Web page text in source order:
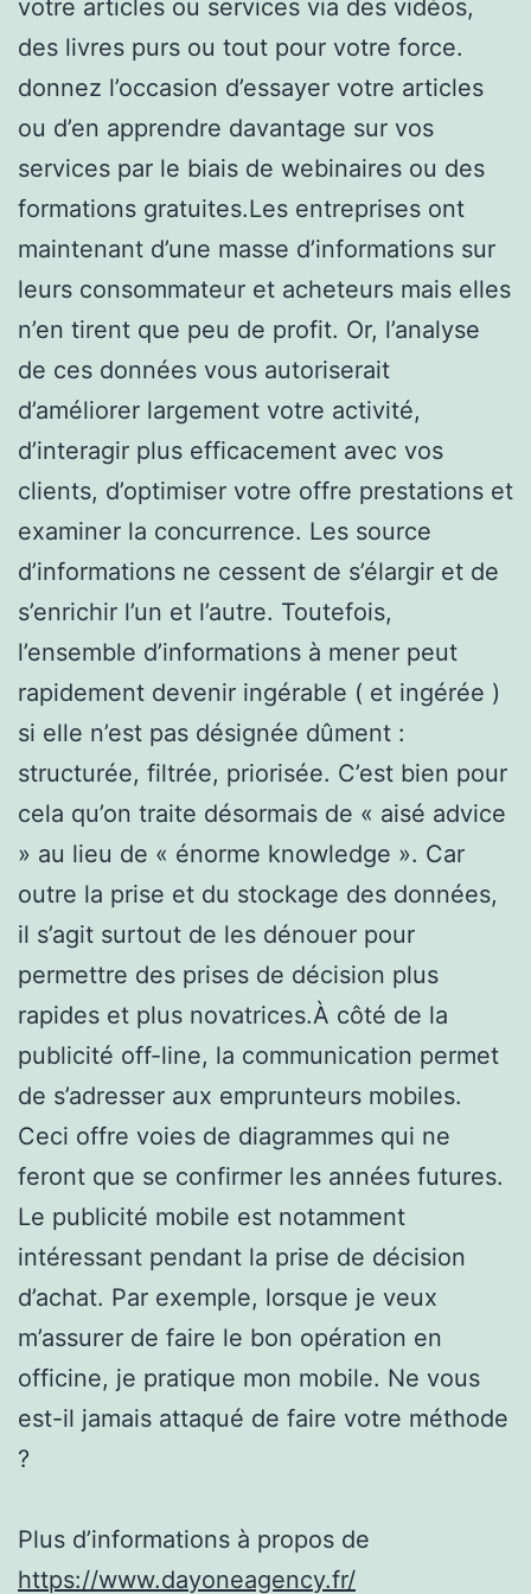
votre articles ou services via des vidéos,
des livres purs ou tout pour votre force.
donnez l’occasion d’essayer votre articles
ou d’en apprendre davantage sur vos
services par le biais de webinaires ou des
formations gratuites.Les entreprises ont
maintenant d’une masse d’informations sur
leurs consommateur et acheteurs mais elles
n’en tirent que peu de profit. Or, l’analyse
de ces données vous autoriserait
d’améliorer largement votre activité,
d’interagir plus efficacement avec vos
clients, d’optimiser votre offre prestations et
examiner la concurrence. Les source
d’informations ne cessent de s’élargir et de
s’enrichir l’un et l’autre. Toutefois,
l’ensemble d’informations à mener peut
rapidement devenir ingérable ( et ingérée )
si elle n’est pas désignée dûment :
structurée, filtrée, priorisée. C’est bien pour
cela qu’on traite désormais de « aisé advice
» au lieu de « énorme knowledge ». Car
outre la prise et du stockage des données,
il s’agit surtout de les dénouer pour
permettre des prises de décision plus
rapides et plus novatrices.À côté de la
publicité off-line, la communication permet
de s’adresser aux emprunteurs mobiles.
Ceci offre voies de diagrammes qui ne
feront que se confirmer les années futures.
Le publicité mobile est notamment
intéressant pendant la prise de décision
d’achat. Par exemple, lorsque je veux
m’assurer de faire le bon opération en
officine, je pratique mon mobile. Ne vous
est-il jamais attaqué de faire votre méthode
?
Plus d’informations à propos de
https://www.dayoneagency.fr/